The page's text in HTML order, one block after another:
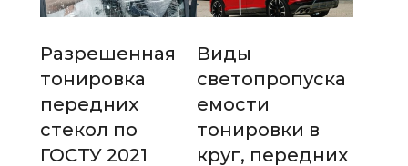
Разрешенная
тонировка
передних
стекол по
ГОСТУ 2021
Виды
светопропуска
емости
тонировки в
круг, передних